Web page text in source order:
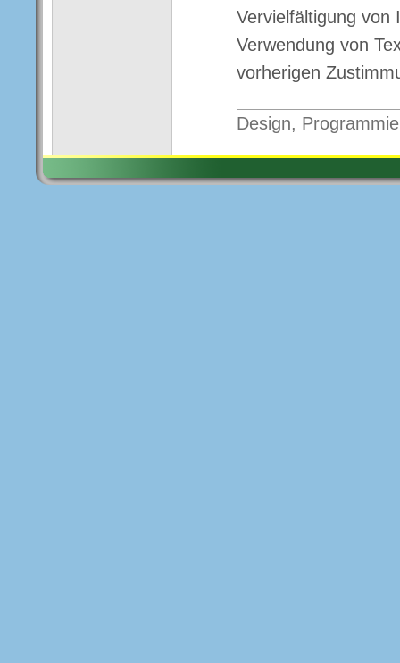
Vervielfältigung von
Verwendung von
vorherigen
Design,